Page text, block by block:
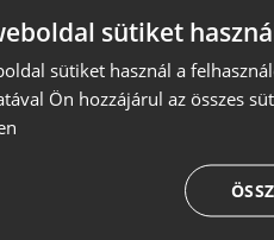
között. Nyugodtan
és használj chewies-t.
sütiket
sütiket használ a
Ön hozzájárul az összes